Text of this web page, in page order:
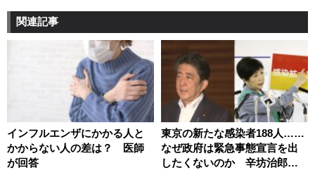
関連記事
インフルエンザにかかる人と
かからない人の差は？ 医師
が回答
東京の新たな感染者188人……
なぜ政府は緊急事態宣言を出
したくないのか 辛坊治郎が